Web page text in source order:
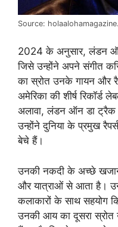
Source:
2024 के अनुसार, लंडन
जिसे उन्होंने अपने संगीत
का स्रोत उनके गायन और
अमेरिका की शीर्ष रिकॉर्ड
अलावा, लंडन ऑन डा
उन्होंने दुनिया के प्रमुख
बेचे हैं।
उनकी नकदी के अच्छे खजाने
और यात्राओं से आता है।
कलाकारों के साथ सहयोग
उनकी आय का दूसरा